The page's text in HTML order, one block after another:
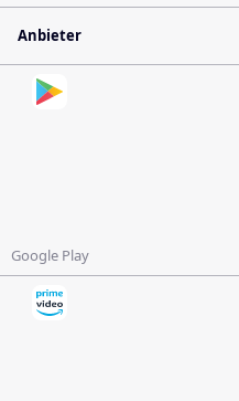
Anbieter
Google Play